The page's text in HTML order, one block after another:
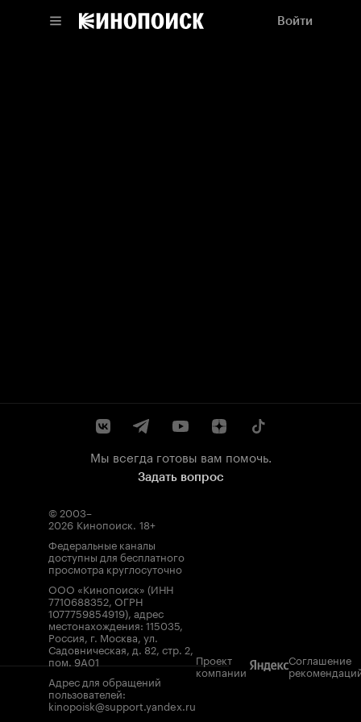
Войти
Мы всегда готовы вам помочь.
Задать вопрос
© 2003–
2026 Кинопоиск. 18+
Федеральные каналы
доступны для бесплатного
просмотра круглосуточно
ООО «Кинопоиск» (ИНН
7710688352, ОГРН
1077759854919), адрес
местонахождения: 115035,
Россия, г. Москва, ул.
Садовническая, д. 82, стр. 2,
пом. 9А01
Адрес для обращений
пользователей:
kinopoisk@support.yandex.ru
Проект
компании
Соглашение